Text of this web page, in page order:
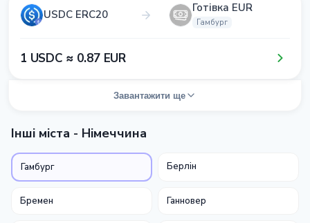
USDC ERC20 Готівка EUR
Гамбург
1​ USDC ≈ 0​.8​7​ EUR
Завантажити ще
Інші міста - Німеччина
Гамбург Берлін
Бремен Ганновер